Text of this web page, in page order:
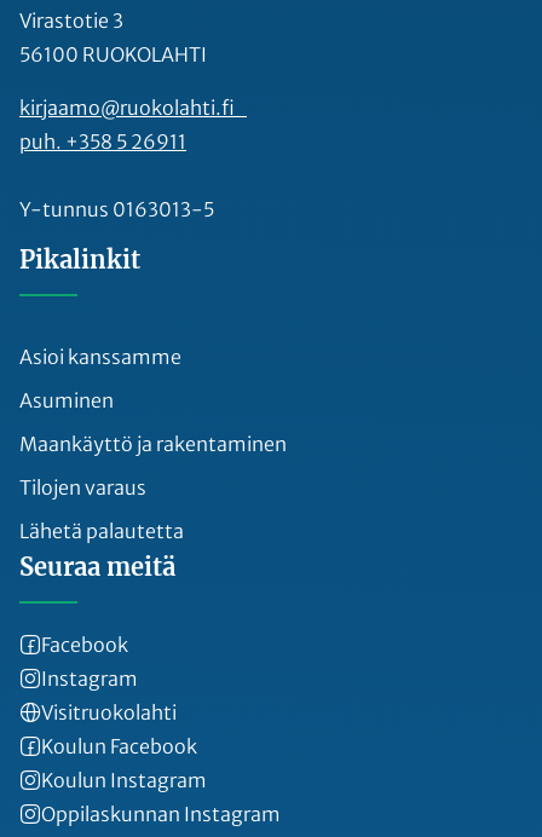
Virastotie 3
56100 RUOKOLAHTI
kirjaamo@ruokolahti.fi
puh. +358 5 26911
Y-tunnus 0163013-5
Pikalinkit
Asioi kanssamme
Asuminen
Maankäyttö ja rakentaminen
Tilojen varaus
Lähetä palautetta
Seuraa meitä
Facebook
Instagram
Visitruokolahti
Koulun Facebook
Koulun Instagram
Oppilaskunnan Instagram